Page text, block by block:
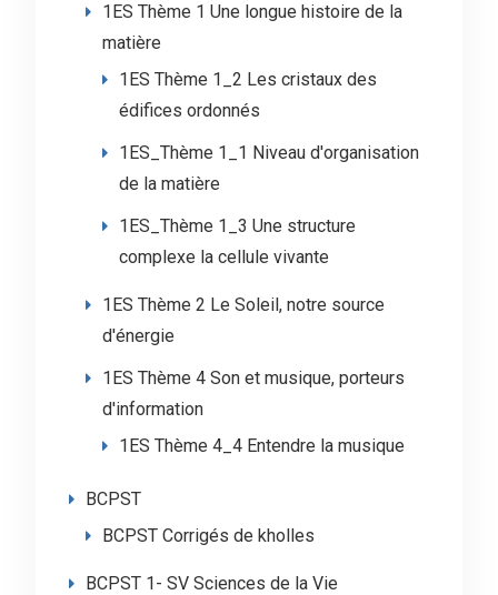
1ES Thème 1 Une longue histoire de la
matière
1ES Thème 1_2 Les cristaux des
édifices ordonnés
1ES_Thème 1_1 Niveau d'organisation
de la matière
1ES_Thème 1_3 Une structure
complexe la cellule vivante
1ES Thème 2 Le Soleil, notre source
d'énergie
1ES Thème 4 Son et musique, porteurs
d'information
1ES Thème 4_4 Entendre la musique
BCPST
BCPST Corrigés de kholles
BCPST 1- SV Sciences de la Vie